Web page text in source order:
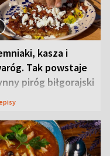
kasza i
Tak powstaje
piróg biłgorajski